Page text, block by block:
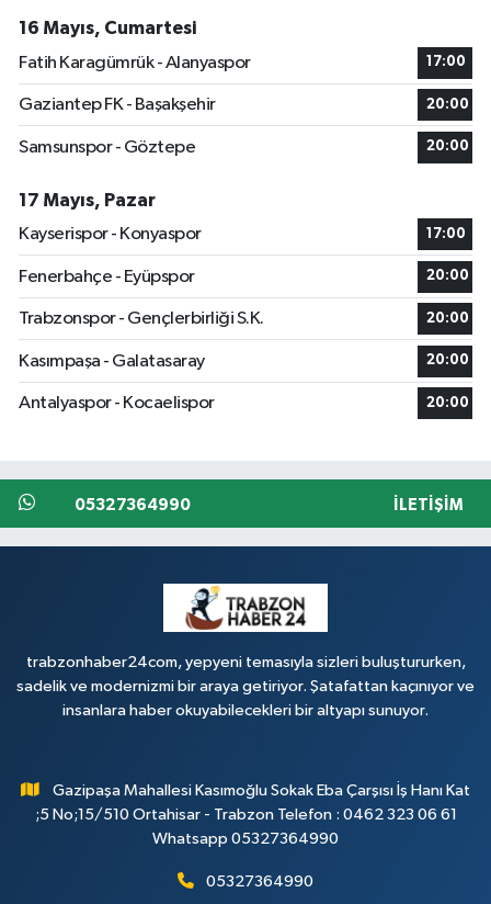
16 Mayıs, Cumartesi
Fatih Karagümrük - Alanyaspor
17:00
Gaziantep FK - Başakşehir 20:00
Samsunspor - Göztepe 20:00
17 Mayıs, Pazar
Kayserispor - Konyaspor
17:00
Fenerbahçe - Eyüpspor 20:00
Trabzonspor - Gençlerbirliği S.K. 20:00
Kasımpaşa - Galatasaray 20:00
Antalyaspor - Kocaelispor 20:00
05327364990 İLETIŞIM
trabzonhaber24com, yepyeni temasıyla sizleri buluştururken,
sadelik ve modernizmi bir araya getiriyor. Şatafattan kaçınıyor ve
insanlara haber okuyabilecekleri bir altyapı sunuyor.
Gazipaşa Mahallesi Kasımoğlu Sokak Eba Çarşısı İş Hanı Kat
;5 No;15/510 Ortahisar - Trabzon Telefon : 0462 323 06 61
Whatsapp 05327364990
05327364990